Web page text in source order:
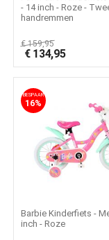
- 14 inch - Roze -
handremmen
€159,95
€ 134,95
BESPAAR
16%
Barbie Kinderfiets -
inch - Roze